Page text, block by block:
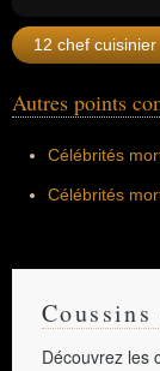
12 chef
Autres points
Célébrités
Célébrités
Découvrez les